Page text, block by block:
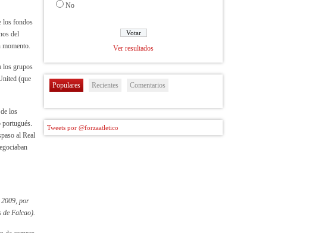
los fondos
del
momento.
los grupos
(que
los
portugués.
al Real
2009, por
de Falcao).
No
Ver resultados
Populares Recientes Comentarios
Tweets por @forzaatletico